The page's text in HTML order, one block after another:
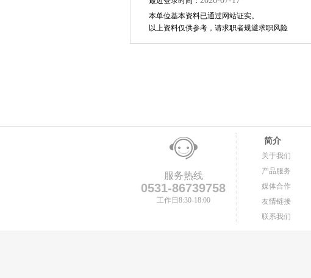
本单位基本资料已通过网站证实。
以上资料仅供参考，请求职者规避求职风险
服务热线
0531-86739758
工作日8:30-18:00
简介
关于我们
产品服务
媒体合作
友情链接
联系我们